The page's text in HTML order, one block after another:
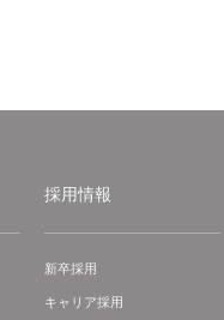
採用情報
新卒採用
キャリア採用